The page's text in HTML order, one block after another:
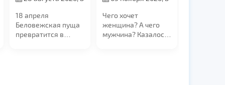
18 апреля
Беловежская пуща
превратится в
Чего хочет
женщина? А чего
мужчина? Казалось